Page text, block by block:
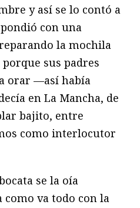
y así se lo contó a
con una
la mochila
sus padres
orar —así había
en La Mancha, de
bajito, entre
como interlocutor
se la oía
como va todo con la